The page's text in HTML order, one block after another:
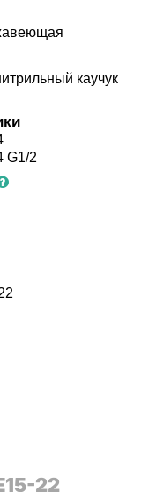
каучук
G1/2
22